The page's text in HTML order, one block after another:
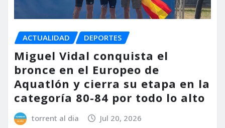
ACTUALIDAD DEPORTES
Miguel Vidal conquista el
bronce en el Europeo de
Aquatlón y cierra su etapa en la
categoría 80-84 por todo lo alto
torrent al dia Jul 20, 2026